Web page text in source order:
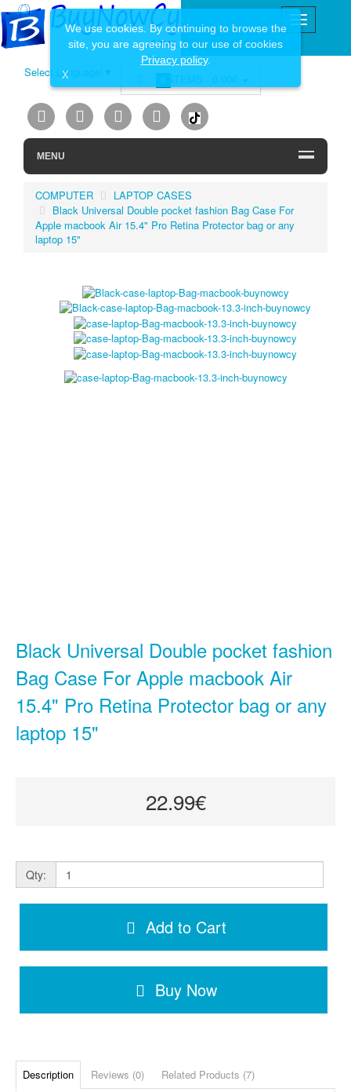
Select Language
0 ITEMS - 0.00€
MENU
COMPUTER
LAPTOP CASES
Black Universal Double pocket fashion Bag Case For
Apple macbook Air 15.4" Pro Retina Protector bag or any
laptop 15"
Black Universal Double pocket fashion
Bag Case For Apple macbook Air
15.4" Pro Retina Protector bag or any
laptop 15"
22.99€
Qty:
Add to Cart
Buy Now
Description Reviews (0) Related Products (7)
We use cookies. By continuing to browse the
site, you are agreeing to our use of cookies
Privacy policy.
X